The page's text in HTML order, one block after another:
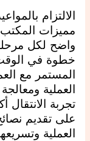
الالتزام
مميزات
واضح لكل
خطوة في
المستمر مع
العملية
تجربة
على تقديم
العملية